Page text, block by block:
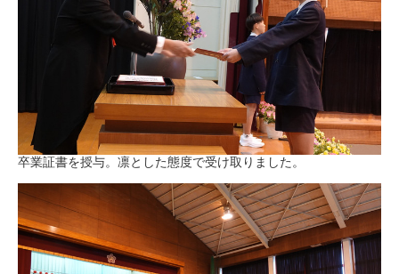
卒業証書を授与。凛とした態度で受け取りました。